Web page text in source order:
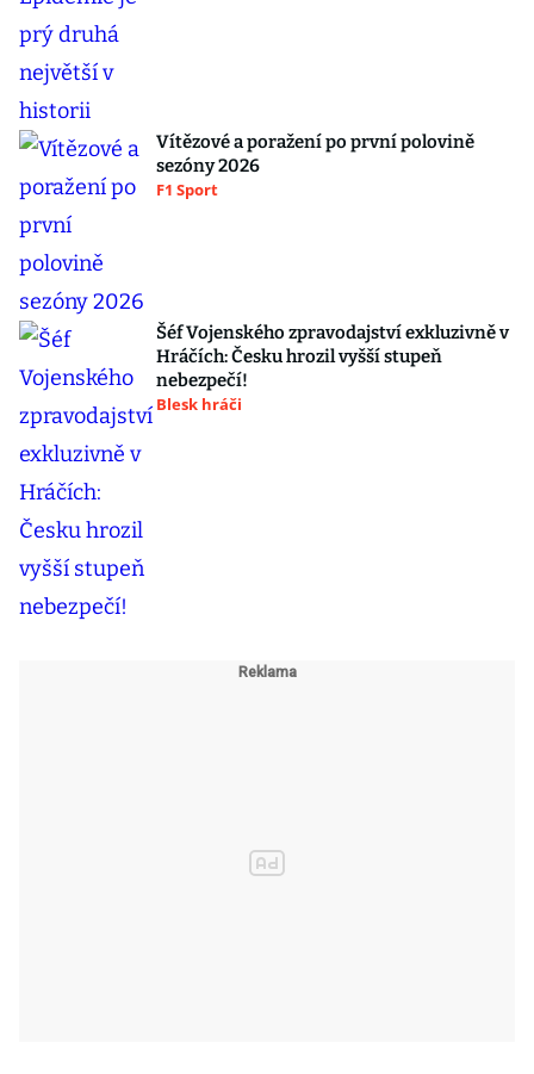
Vítězové a poražení po první polovině
sezóny 2026
F1 Sport
Šéf Vojenského zpravodajství exkluzivně v
Hráčích: Česku hrozil vyšší stupeň
nebezpečí!
Blesk hráči